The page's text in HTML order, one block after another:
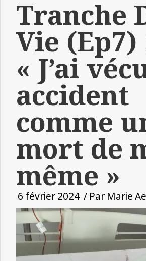
Tranche
Vie (Ep7)
« J’ai
accident
comme
mort de
même »
6 février 2024 / Par Marie